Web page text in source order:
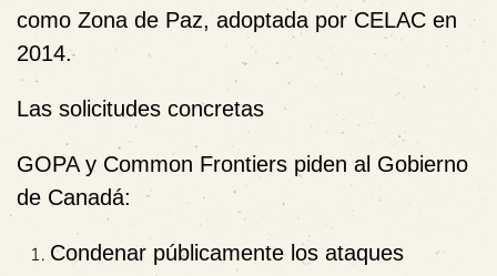
como Zona de Paz, adoptada por CELAC en
2014.
Las solicitudes concretas
GOPA y Common Frontiers piden al Gobierno
de Canadá:
Condenar públicamente los ataques